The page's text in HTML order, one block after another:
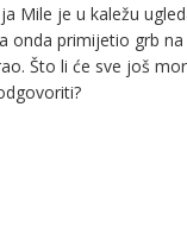
Mile je u kaležu
primijetio grb
Što li će sve još